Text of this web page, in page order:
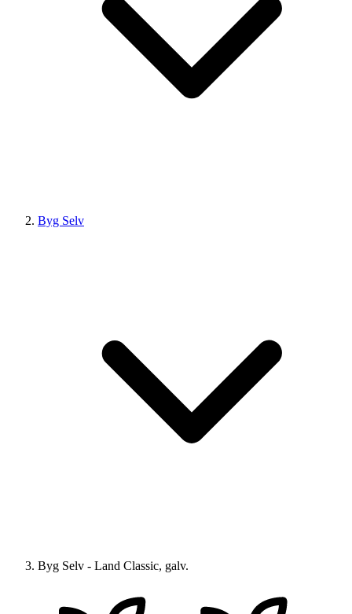
Byg Selv
Byg Selv - Land Classic, galv.